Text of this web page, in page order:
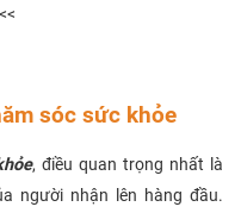
sóc sức khỏe
, điều quan trọng nhất là
người nhận lên hàng đầu.